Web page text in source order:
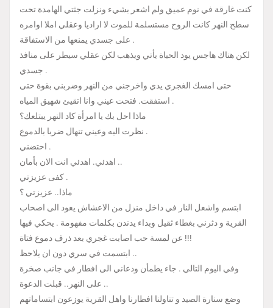
كنت غارقة في نوم عميق ولم اشعر بشيء ونزلت جثتي الهامدة تحت
سطح النهر كانت الروح مستسلمة للموت لا اراديا وعقلي املا اوامره
على جسدي يمنعها من الاستفاقة .
لكن هناك هاجس يود الحياة يأتي ويذهب لكن عقلي سيطر على منافذ
جسدي .
حتى امسك الغجري يدي واخرجني من النهر وضربني بقوة حتى
استفقت. فتحت عيني وانا اتقيئ شهيق المياه .
ماذا احل بك يا امرأة كاد النهر يبتلعك؟
نظرت اليه وعيني تنهال ضربا بالدموع .
احتضني .
اهدئي. اهدئي انت الان بأمان ..
كفى عزيزتي .
ماذا.. عزيزتي ؟
ابتسم واشعل النار في داخل منزل من الاعشاش يعود الى اصحاب
القرية و دثرني بغطاء ثقيل وبداء يدندن بكلمات مفهومة . يحكي فيها
عن لمسة حب اصابت غجري بعد ذرف دموع فتاة !!!
ابتسمت في سري دون ان يلاحظ ..
وفي اليوم التالي . جاء يطمأن ودعاني الى افطار في جانب صخرة
على النهر.. قبلت الدعوة ..
وضع سنارة الصيد و تناولنا افطارنا واهل القرية يوزعون ابتساماتهم